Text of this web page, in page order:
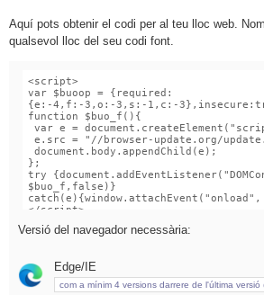
Aquí pots obtenir el codi per al teu lloc web.
qualsevol lloc del seu codi font.
Versió del navegador necessària:
Edge/IE